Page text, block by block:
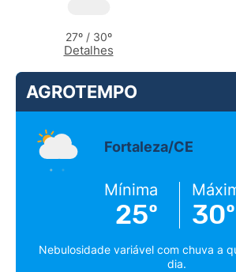
27º / 30º
Detalhes
AGROTEMPO
Fortaleza/CE
Mínima
25º 30º
Nebulosidade variável com chuva a
dia.